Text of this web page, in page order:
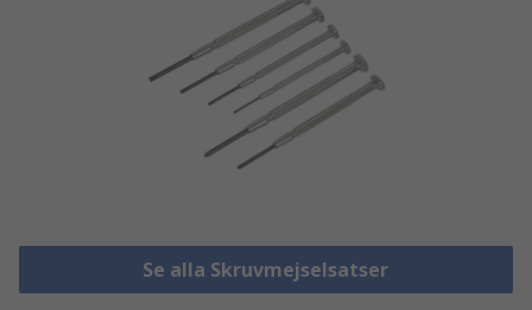
Se alla Skruvmejselsatser